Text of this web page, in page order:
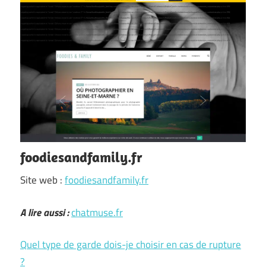
foodiesandfamily.fr
Site web :foodiesandfamily.fr
A lire aussi :chatmuse.fr
Quel type de garde dois-je choisir en cas de rupture
?